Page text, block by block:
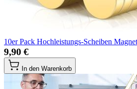
10er Pack Hochleistungs-Scheiben
9,90 €
In den Warenkorb